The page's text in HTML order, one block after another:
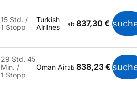
15 Std. /
1 Stopp
Turkish
Airlines
ab 837,30 €
29 Std. 45
Min. /
1 Stopp
Oman Airab 838,23 €